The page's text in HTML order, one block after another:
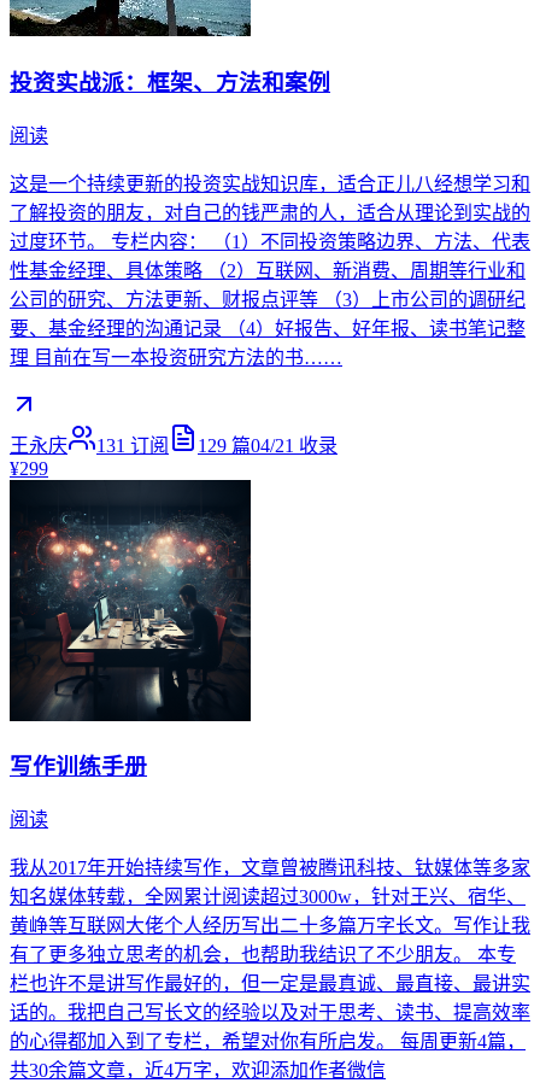
投资实战派：框架、方法和案例
阅读
这是一个持续更新的投资实战知识库，适合正儿八经想学习和
了解投资的朋友，对自己的钱严肃的人，适合从理论到实战的
过度环节。 专栏内容： （1）不同投资策略边界、方法、代表
性基金经理、具体策略 （2）互联网、新消费、周期等行业和
公司的研究、方法更新、财报点评等 （3）上市公司的调研纪
要、基金经理的沟通记录 （4）好报告、好年报、读书笔记整
理 目前在写一本投资研究方法的书……
王永庆 131 订阅 129 篇04/21 收录
¥299
写作训练手册
阅读
我从2017年开始持续写作，文章曾被腾讯科技、钛媒体等多家
知名媒体转载，全网累计阅读超过3000w，针对王兴、宿华、
黄峥等互联网大佬个人经历写出二十多篇万字长文。写作让我
有了更多独立思考的机会，也帮助我结识了不少朋友。 本专
栏也许不是讲写作最好的，但一定是最真诚、最直接、最讲实
话的。我把自己写长文的经验以及对于思考、读书、提高效率
的心得都加入到了专栏，希望对你有所启发。 每周更新4篇，
共30余篇文章，近4万字，欢迎添加作者微信